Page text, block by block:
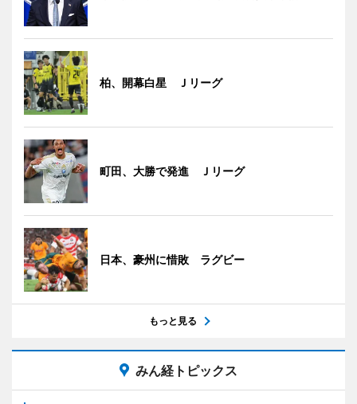
柏、開幕白星 Ｊリーグ
町田、大勝で発進 Ｊリーグ
日本、豪州に惜敗 ラグビー
もっと見る
みん経トピックス